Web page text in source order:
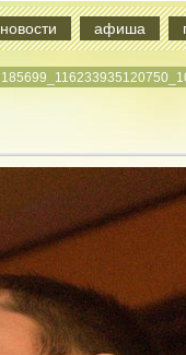
новости афиша